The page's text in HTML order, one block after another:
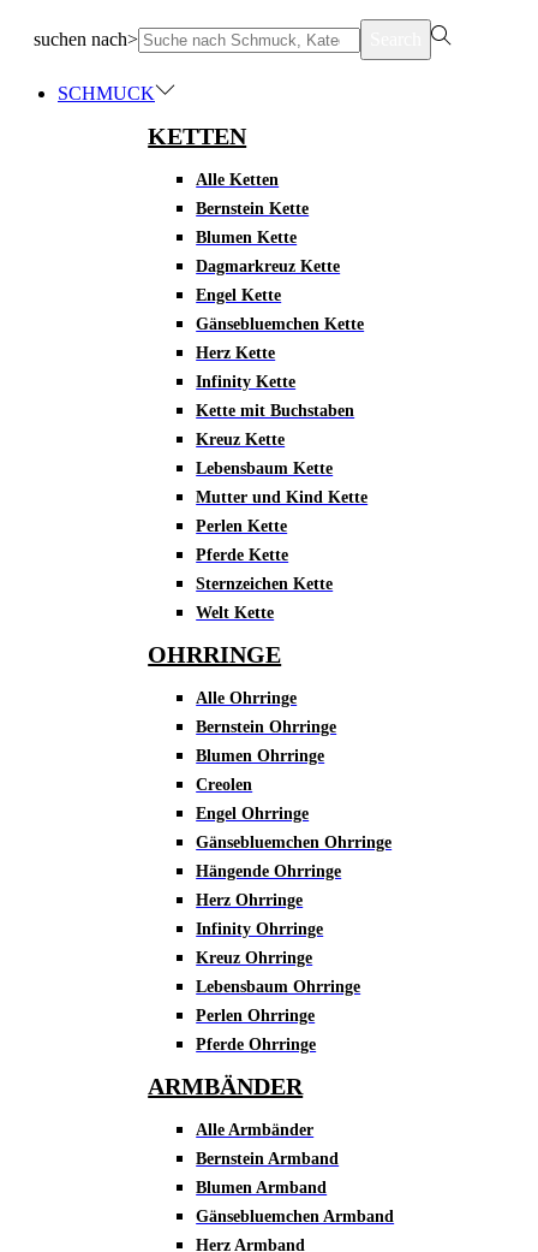
suchen nach>
SCHMUCK
KETTEN
Alle Ketten
Bernstein Kette
Blumen Kette
Dagmarkreuz Kette
Engel Kette
Gänsebluemchen Kette
Herz Kette
Infinity Kette
Kette mit Buchstaben
Kreuz Kette
Lebensbaum Kette
Mutter und Kind Kette
Perlen Kette
Pferde Kette
Sternzeichen Kette
Welt Kette
OHRRINGE
Alle Ohrringe
Bernstein Ohrringe
Blumen Ohrringe
Creolen
Engel Ohrringe
Gänsebluemchen Ohrringe
Hängende Ohrringe
Herz Ohrringe
Infinity Ohrringe
Kreuz Ohrringe
Lebensbaum Ohrringe
Perlen Ohrringe
Pferde Ohrringe
ARMBÄNDER
Alle Armbänder
Bernstein Armband
Blumen Armband
Gänsebluemchen Armband
Herz Armband